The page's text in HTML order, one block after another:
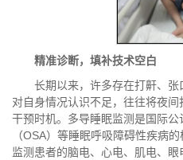
精准诊断，填补技术空白
长期以来，许多存在打鼾、
对自身情况认识不足，往往将夜
干预时机。 多导睡眠监测是国际
（OSA）等睡眠呼吸障碍性疾病
监测患者的脑电、心电、肌电、